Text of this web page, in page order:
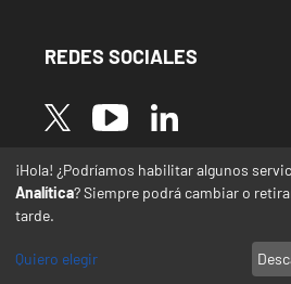
REDES SOCIALES
Image Image Image
* Las traducciones de este
español a otras lenguas se
automática y pueden
¡Hola! ¿Podríamos habilitar algunos
Analítica? Siempre podrá cambiar o
tarde.
Quiero elegir